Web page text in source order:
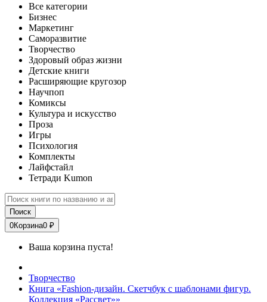
Все категории
Бизнес
Маркетинг
Саморазвитие
Творчество
Здоровый образ жизни
Детские книги
Расширяющие кругозор
Научпоп
Комиксы
Культура и искусство
Проза
Игры
Психология
Комплекты
Лайфстайл
Тетради Kumon
Поиск
0Корзина0 ₽
Ваша корзина пуста!
Творчество
Книга «Fashion-дизайн. Скетчбук с шаблонами фигур.
Коллекция «Рассвет»»